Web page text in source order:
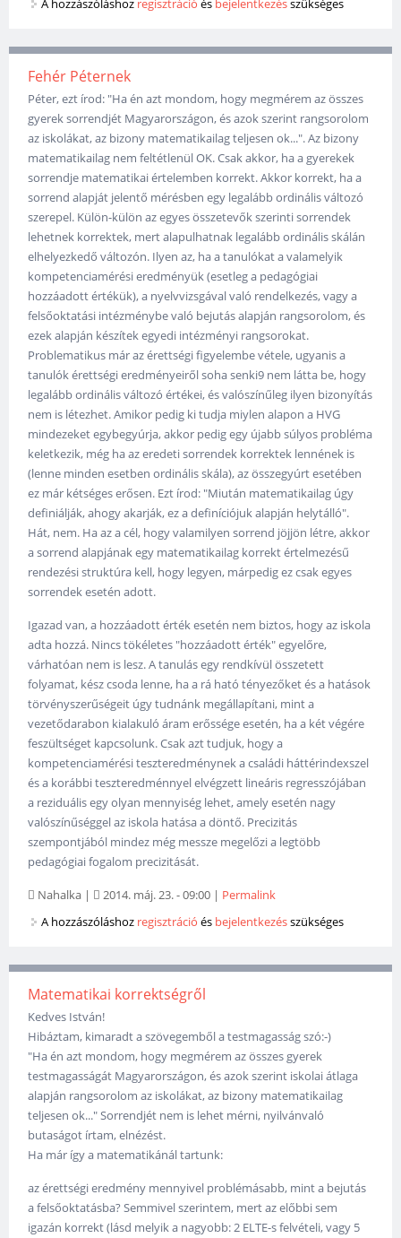
A hozzászóláshoz regisztráció és bejelentkezésszükséges
Fehér Péternek
Péter, ezt írod: "Ha én azt mondom, hogy megmérem az összes
gyerek sorrendjét Magyarországon, és azok szerint rangsorolom
az iskolákat, az bizony matematikailag teljesen ok...". Az bizony
matematikailag nem feltétlenül OK. Csak akkor, ha a gyerekek
sorrendje matematikai értelemben korrekt. Akkor korrekt, ha a
sorrend alapját jelentő mérésben egy legalább ordinális változó
szerepel. Külön-külön az egyes összetevők szerinti sorrendek
lehetnek korrektek, mert alapulhatnak legalább ordinális skálán
elhelyezkedő változón. Ilyen az, ha a tanulókat a valamelyik
kompetenciamérési eredményük (esetleg a pedagógiai
hozzáadott értékük), a nyelvvizsgával való rendelkezés, vagy a
felsőoktatási intézménybe való bejutás alapján rangsorolom, és
ezek alapján készítek egyedi intézményi rangsorokat.
Problematikus már az érettségi figyelembe vétele, ugyanis a
tanulók érettségi eredményeiről soha senki9 nem látta be, hogy
legalább ordinális változó értékei, és valószínűleg ilyen bizonyítás
nem is létezhet. Amikor pedig ki tudja miylen alapon a HVG
mindezeket egybegyúrja, akkor pedig egy újabb súlyos probléma
keletkezik, még ha az eredeti sorrendek korrektek lennének is
(lenne minden esetben ordinális skála), az összegyúrt esetében
ez már kétséges erősen. Ezt írod: "Miután matematikailag úgy
definiálják, ahogy akarják, ez a definíciójuk alapján helytálló".
Hát, nem. Ha az a cél, hogy valamilyen sorrend jöjjön létre, akkor
a sorrend alapjának egy matematikailag korrekt értelmezésű
rendezési struktúra kell, hogy legyen, márpedig ez csak egyes
sorrendek esetén adott.
Igazad van, a hozzáadott érték esetén nem biztos, hogy az iskola
adta hozzá. Nincs tökéletes "hozzáadott érték" egyelőre,
várhatóan nem is lesz. A tanulás egy rendkívül összetett
folyamat, kész csoda lenne, ha a rá ható tényezőket és a hatások
törvényszerűségeit úgy tudnánk megállapítani, mint a
vezetődarabon kialakuló áram erőssége esetén, ha a két végére
feszültséget kapcsolunk. Csak azt tudjuk, hogy a
kompetenciamérési teszteredménynek a családi háttérindexszel
és a korábbi teszteredménnyel elvégzett lineáris regresszójában
a reziduális egy olyan mennyiség lehet, amely esetén nagy
valószínűséggel az iskola hatása a döntő. Precizitás
szempontjából mindez még messze megelőzi a legtöbb
pedagógiai fogalom precizitását.
Nahalka | 2014. máj. 23. - 09:00 | Permalink
A hozzászóláshoz regisztráció és bejelentkezésszükséges
Matematikai korrektségről
Kedves István!
Hibáztam, kimaradt a szövegemből a testmagasság szó:-)
"Ha én azt mondom, hogy megmérem az összes gyerek
testmagasságát Magyarországon, és azok szerint iskolai átlaga
alapján rangsorolom az iskolákat, az bizony matematikailag
teljesen ok..." Sorrendjét nem is lehet mérni, nyilvánvaló
butaságot írtam, elnézést.
Ha már így a matematikánál tartunk:
az érettségi eredmény mennyivel problémásabb, mint a bejutás
a felsőoktatásba? Semmivel szerintem, mert az előbbi sem
igazán korrekt (lásd melyik a nagyobb: 2 ELTE-s felvételi, vagy 5